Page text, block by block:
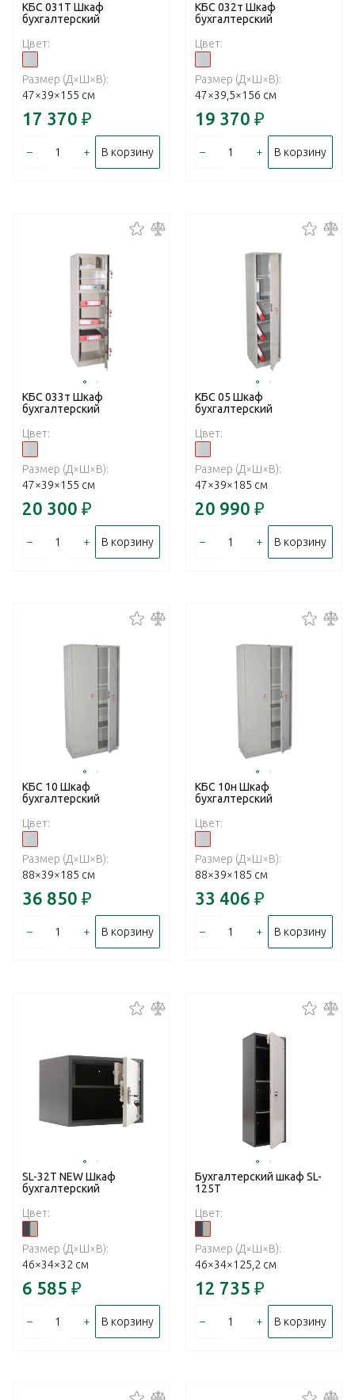
КБС 031T Шкаф
бухгалтерский
Цвет:
Размер (Д×Ш×В):
47×39×155 см
17 370 ₽
– + В корзину
КБС 032т Шкаф
бухгалтерский
Цвет:
Размер (Д×Ш×В):
47×39,5×156 см
19 370 ₽
– + В корзину
КБС 033т Шкаф
бухгалтерский
Цвет:
Размер (Д×Ш×В):
47×39×155 см
20 300 ₽
– + В корзину
КБС 05 Шкаф
бухгалтерский
Цвет:
Размер (Д×Ш×В):
47×39×185 см
20 990 ₽
– + В корзину
КБС 10 Шкаф
бухгалтерский
Цвет:
Размер (Д×Ш×В):
88×39×185 см
36 850 ₽
– + В корзину
КБС 10н Шкаф
бухгалтерский
Цвет:
Размер (Д×Ш×В):
88×39×185 см
33 406 ₽
– + В корзину
SL-32Т NEW Шкаф
бухгалтерский
Цвет:
Размер (Д×Ш×В):
46×34×32 см
6 585 ₽
– + В корзину
Бухгалтерский шкаф SL-
125T
Цвет:
Размер (Д×Ш×В):
46×34×125,2 см
12 735 ₽
– + В корзину